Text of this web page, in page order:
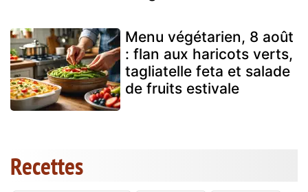
Menu végétarien, 8 août
: flan aux haricots verts,
tagliatelle feta et salade
de fruits estivale
Recettes